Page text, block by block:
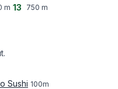
m 13 750 m
Sushi 100m